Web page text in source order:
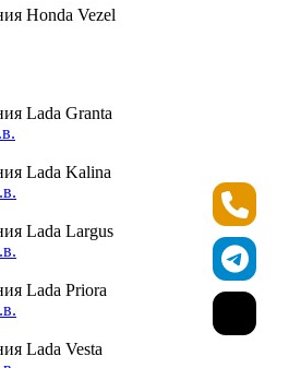
Honda Vezel
Lada Granta
Lada Kalina
Lada Largus
Lada Priora
Lada Vesta